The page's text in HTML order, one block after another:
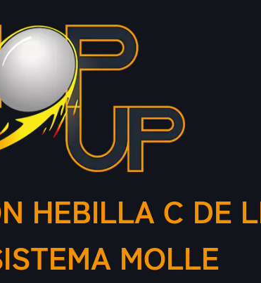
HEBILLA C DE
MOLLE